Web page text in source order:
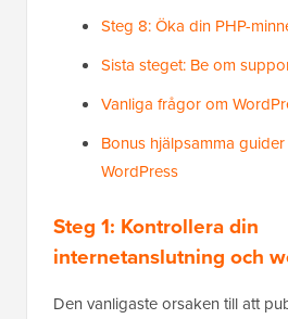
Steg 8: Öka din PHP-
Sista steget: Be om
Vanliga frågor om
Bonus hjälpsamma
WordPress
Steg 1: Kontrollera din
internetanslutning och
Den vanligaste orsaken till att